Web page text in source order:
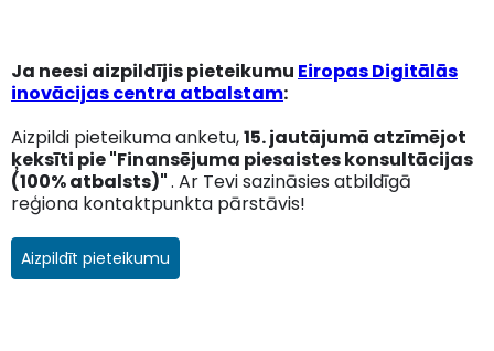
Ja neesi aizpildījis pieteikumu Eiropas Digitālās
inovācijas centra atbalstam:
Aizpildi pieteikuma anketu,15. jautājumā atzīmējot
ķeksīti pie "Finansējuma piesaistes konsultācijas
(100% atbalsts)". Ar Tevi sazināsies atbildīgā
reģiona kontaktpunkta pārstāvis!
Aizpildīt pieteikumu